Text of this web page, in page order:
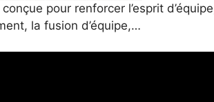
pour renforcer l’esprit
la fusion d’équipe,…